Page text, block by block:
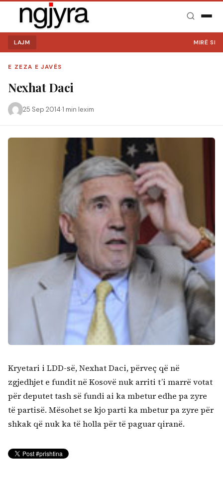
LAJM MIRË SE
E ZEZA E JAVËS
Nexhat Daci
25 Sep 2014·1 min lexim
Kryetari i LDD-së, Nexhat Daci, përveç që në
zgjedhjet e fundit në Kosovë nuk arriti t’i marrë votat
për deputet tash së fundi ai ka mbetur edhe pa zyre
të partisë. Mësohet se kjo parti ka mbetur pa zyre për
shkak që nuk ka të holla për të paguar qiranë.